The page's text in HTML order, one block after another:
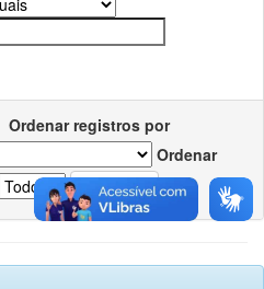
Ordenar registros por
Ordenar